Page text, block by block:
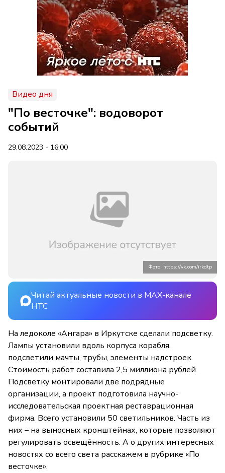
Видео дня
"По весточке": водоворот
событий
29.08.2023 - 16:00
Фото: https://vk.com/irkdtp
Читай актуальные новости в MAX-канале
НТС
На ледоколе «Ангара» в Иркутске сделали подсветку.
Лампы установили вдоль корпуса корабля,
подсветили мачты, трубы, элементы надстроек.
Стоимость работ составила 2,5 миллиона рублей.
Подсветку монтировали две подрядные
организации, а проект подготовила научно-
исследовательская проектная реставрационная
фирма. Всего установили 50 светильников. Часть из
них – на выносных кронштейнах, которые позволяют
регулировать освещённость. А о других интересных
новостях со всего света расскажем в рубрике «По
весточке».